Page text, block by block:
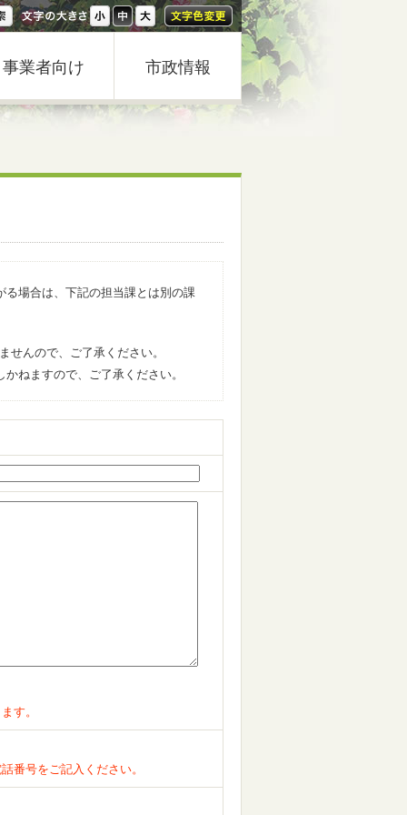
事業者向け 市政情報
場合は、下記の担当課とは別の課
せんので、ご了承ください。
ねますので、ご了承ください。
す。
番号をご記入ください。